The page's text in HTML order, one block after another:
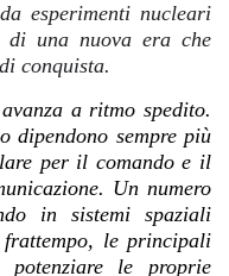
esperimenti nucleari
di una nuova era che
conquista.
a ritmo spedito.
dipendono sempre più
per il comando e il
Un numero
in sistemi spaziali
le principali
le proprie